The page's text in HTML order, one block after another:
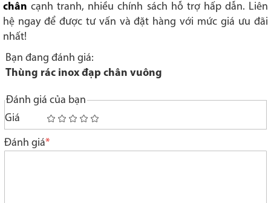
chân cạnh tranh, nhiều chính sách hỗ trợ hấp dẫn. Liên
hệ ngay để được tư vấn và đặt hàng với mức giá ưu đãi
nhất!
Bạn đang đánh giá:
Thùng rác inox đạp chân vuông
Đánh giá của bạn
Giá
1
star
2
stars
3
stars
4
stars
5
stars
Đánh giá